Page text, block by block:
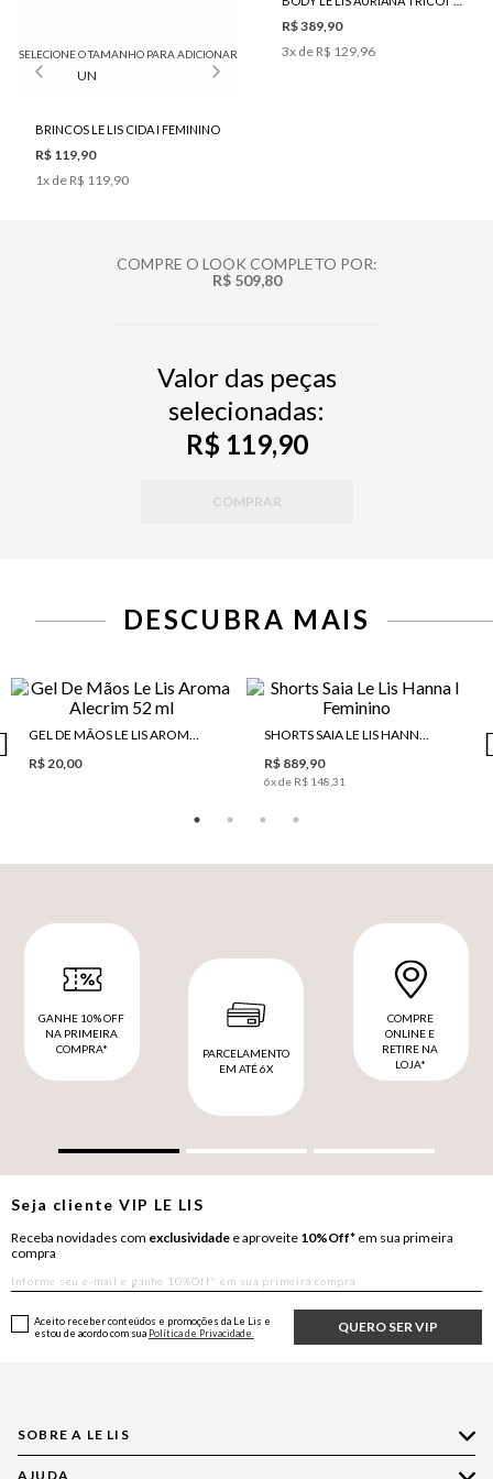
SELECIONE O TAMANHO PARA ADICIONAR
UN
BRINCOS LE LIS CIDA I FEMININO
R$ 119,90
1x de R$ 119,90
R$ 389,90
3x de R$ 129,96
COMPRE O LOOK COMPLETO POR:
R$ 509,80
Valor das peças
selecionadas:
R$ 119,90
COMPRAR
DESCUBRA MAIS
GEL DE MÃOS LE LIS AROMA ALECRIM 52 ML
R$ 20,00
SHORTS SAIA LE LIS HANNA I FEMININO
R$ 889,90
6x de R$ 148,31
GANHE 10% OFF
NA PRIMEIRA
COMPRA*
PARCELAMENTO
EM ATÉ 6X
COMPRE
ONLINE E
RETIRE NA
LOJA*
Seja clienteVIP LE LIS
Receba novidades com exclusividade e aproveite 10%Off* em sua primeira
compra
QUERO SER VIP
Aceito receber conteúdos e promoções da Le Lis e
estou de acordo com sua Política de Privacidade.
SOBRE A LE LIS
AJUDA